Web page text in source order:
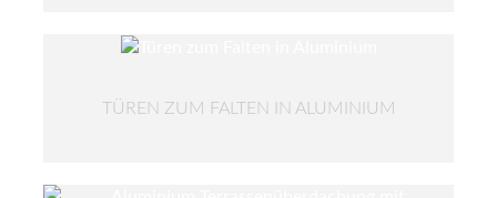
TÜREN ZUM FALTEN IN ALUMINIUM